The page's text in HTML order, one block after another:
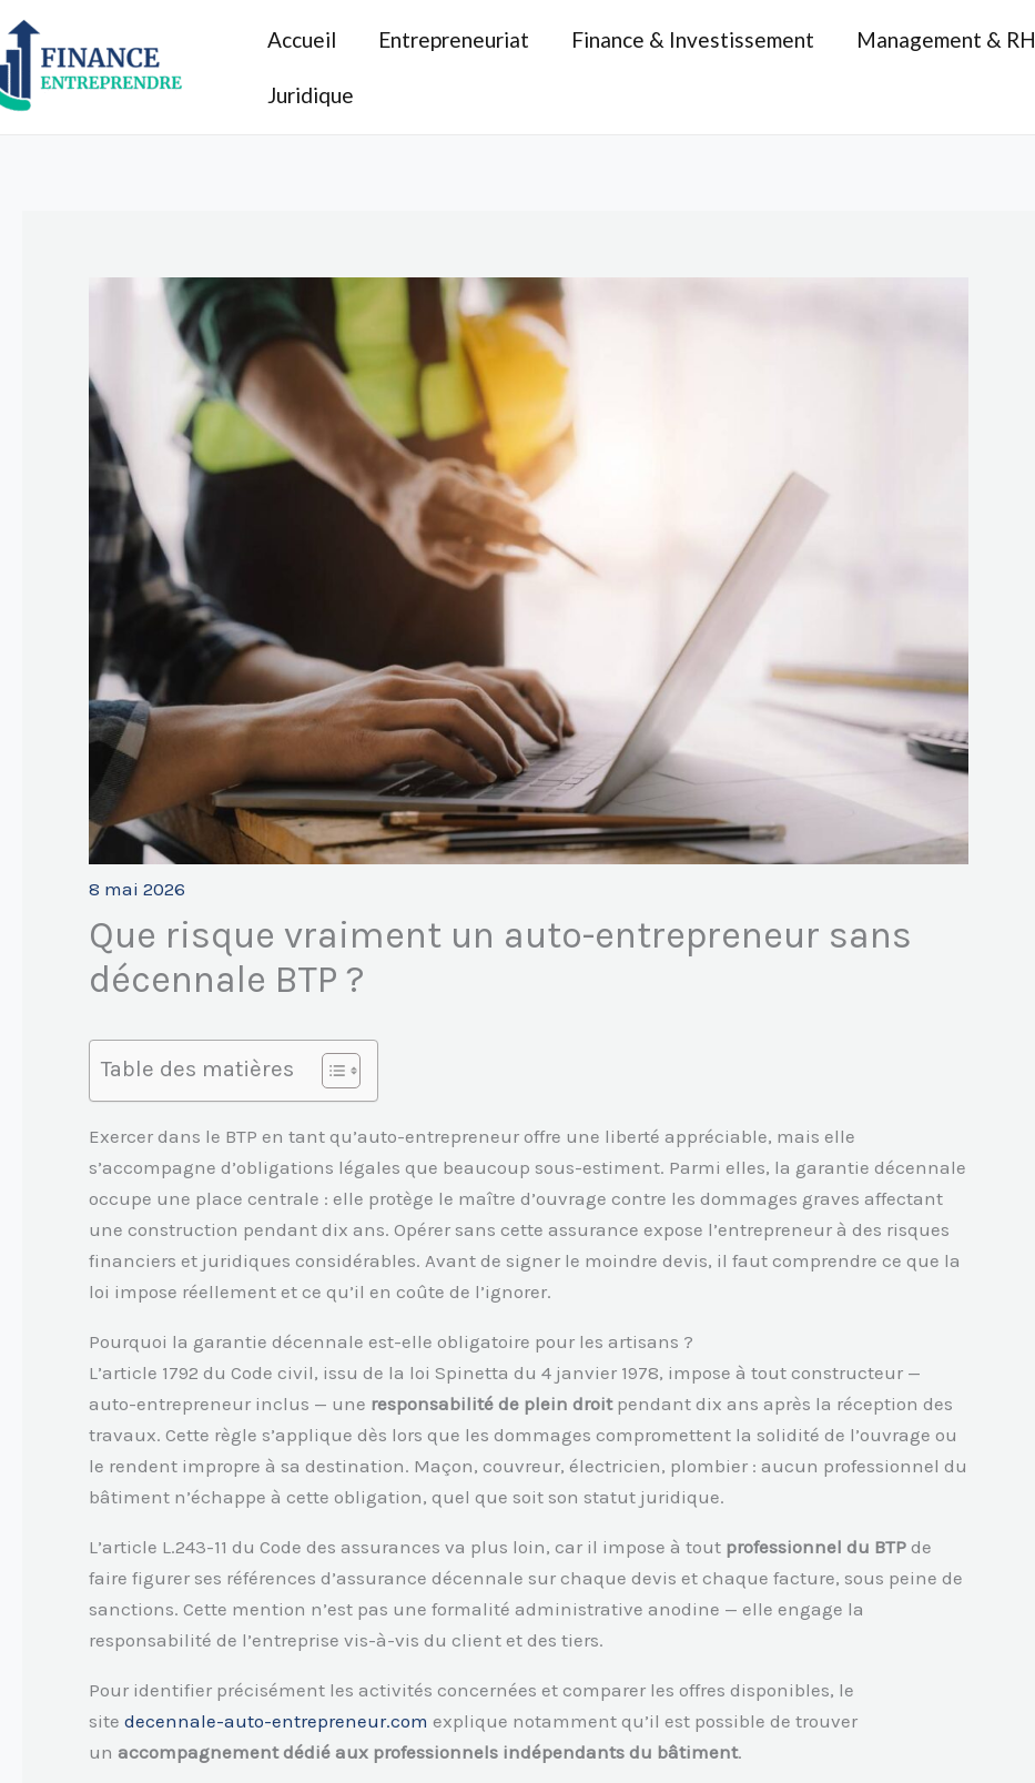
Aller
au
contenu
Accueil Entrepreneuriat Finance & Investissement Management & RH
Juridique
8 mai 2026
Que risque vraiment un auto-entrepreneur sans
décennale BTP ?
Table des matières
Exercer dans le BTP en tant qu’auto-entrepreneur offre une liberté appréciable, mais elle
s’accompagne d’obligations légales que beaucoup sous-estiment. Parmi elles, la garantie décennale
occupe une place centrale : elle protège le maître d’ouvrage contre les dommages graves affectant
une construction pendant dix ans. Opérer sans cette assurance expose l’entrepreneur à des risques
financiers et juridiques considérables. Avant de signer le moindre devis, il faut comprendre ce que la
loi impose réellement et ce qu’il en coûte de l’ignorer.
Pourquoi la garantie décennale est-elle obligatoire pour les artisans ?
L’article 1792 du Code civil, issu de la loi Spinetta du 4 janvier 1978, impose à tout constructeur —
auto-entrepreneur inclus — une responsabilité de plein droitpendant dix ans après la réception des
travaux. Cette règle s’applique dès lors que les dommages compromettent la solidité de l’ouvrage ou
le rendent impropre à sa destination. Maçon, couvreur, électricien, plombier : aucun professionnel du
bâtiment n’échappe à cette obligation, quel que soit son statut juridique.
L’article L.243-11 du Code des assurances va plus loin, car il impose à tout professionnel du BTP de
faire figurer ses références d’assurance décennale sur chaque devis et chaque facture, sous peine de
sanctions. Cette mention n’est pas une formalité administrative anodine — elle engage la
responsabilité de l’entreprise vis-à-vis du client et des tiers.
Pour identifier précisément les activités concernées et comparer les offres disponibles, le
site decennale-auto-entrepreneur.com explique notamment qu’il est possible de trouver
un accompagnement dédié aux professionnels indépendants du bâtiment.